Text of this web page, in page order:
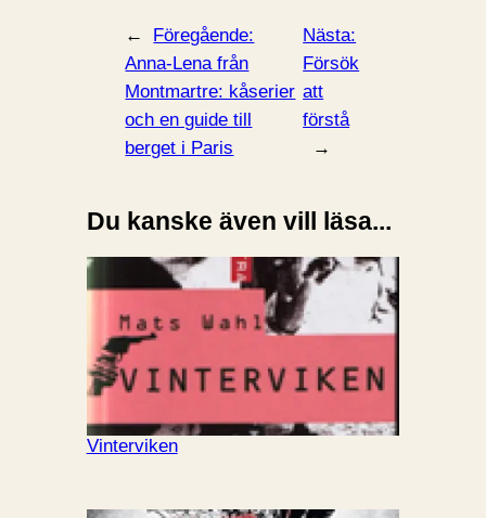
←
Föregående:
Anna-Lena från
Montmartre: kåserier
och en guide till
berget i Paris
Nästa:
Försök
att
förstå
→
Du kanske även vill läsa...
Vinterviken